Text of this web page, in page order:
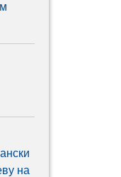
на